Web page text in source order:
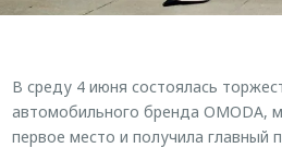
В среду 4 июня состоялась
автомобильного бренда OMODA,
первое место и получила главный